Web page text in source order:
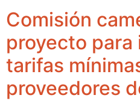
Comisión
proyecto para
tarifas
proveedores